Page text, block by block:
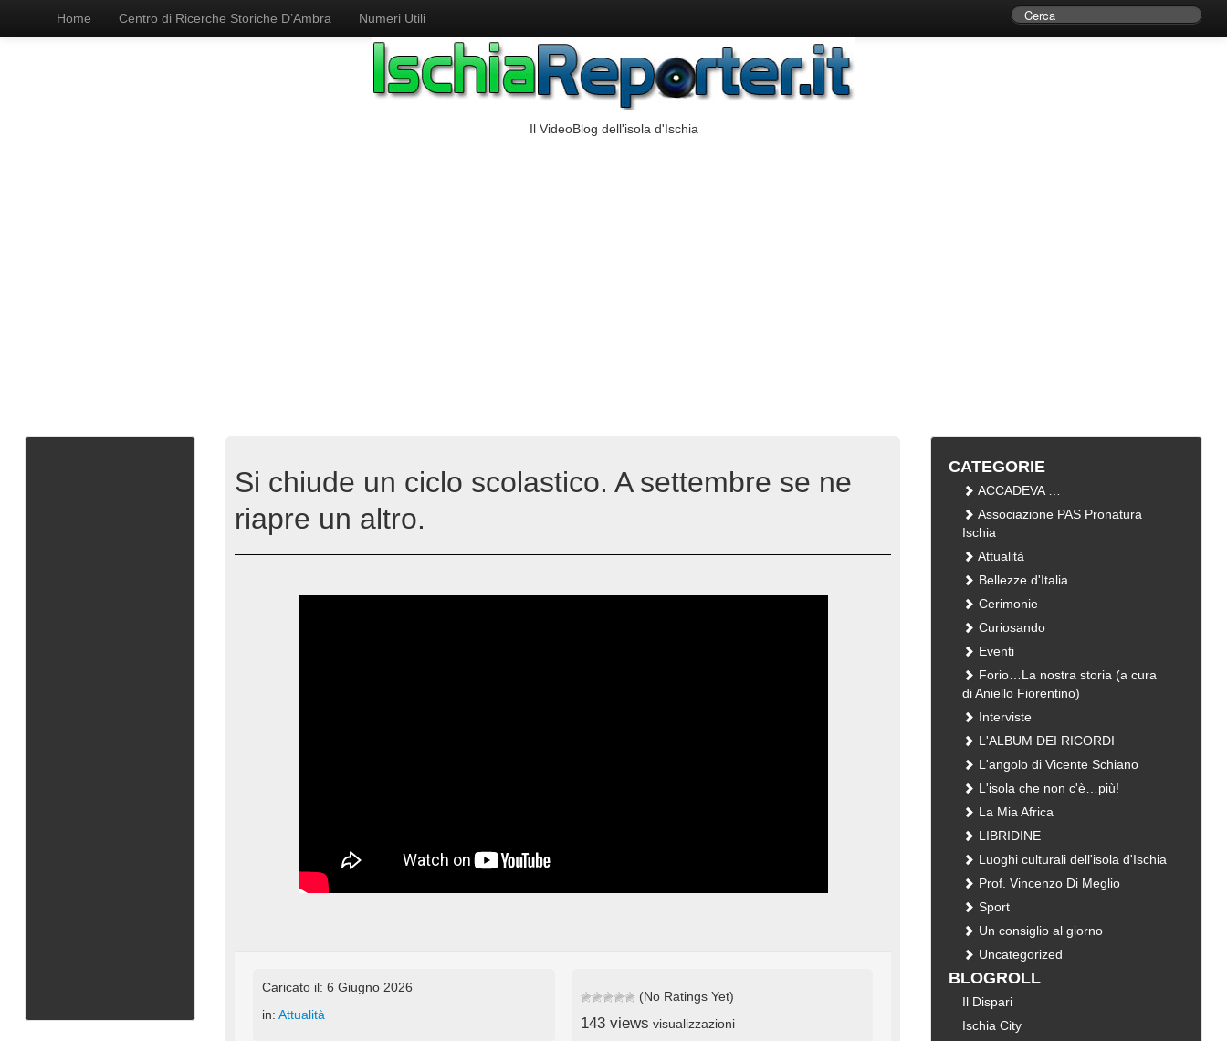
Home Centro di Ricerche Storiche D’Ambra Numeri Utili
Il VideoBlog dell'isola d'Ischia
Si chiude un ciclo scolastico. A settembre se ne
riapre un altro.
Caricato il: 6 Giugno 2026
in:Attualità
(No Ratings Yet)
143 views visualizzazioni
CATEGORIE
ACCADEVA …
Associazione PAS Pronatura
Ischia
Attualità
Bellezze d'Italia
Cerimonie
Curiosando
Eventi
Forio…La nostra storia (a cura
di Aniello Fiorentino)
Interviste
L'ALBUM DEI RICORDI
L'angolo di Vicente Schiano
L'isola che non c'è…più!
La Mia Africa
LIBRIDINE
Luoghi culturali dell'isola d'Ischia
Prof. Vincenzo Di Meglio
Sport
Un consiglio al giorno
Uncategorized
BLOGROLL
Il Dispari
Ischia City